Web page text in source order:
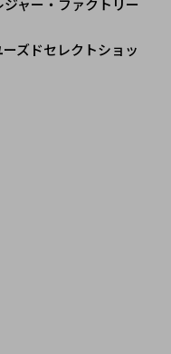
ャー・ファクトリー
ズドセレクトショッ